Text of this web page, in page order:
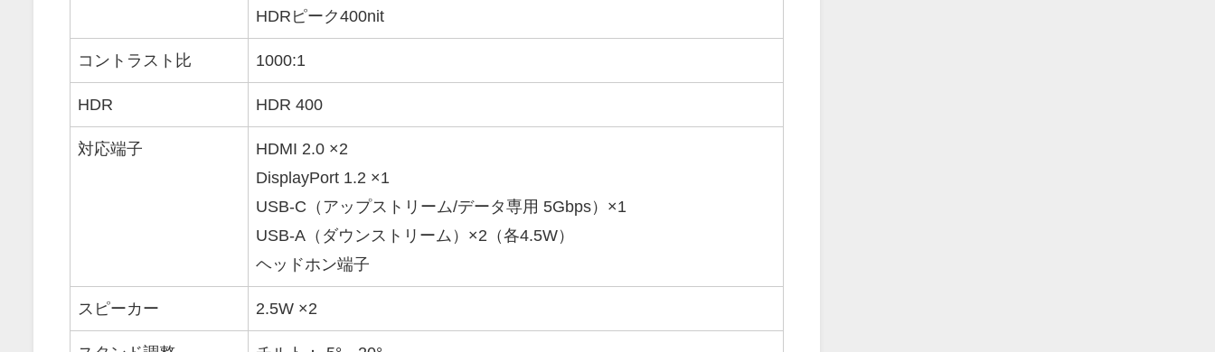
HDRピーク400nit
コントラスト比 1000:1
HDR HDR 400
対応端子
HDMI 2.0 ×2
DisplayPort 1.2 ×1
USB-C（アップストリーム/データ専用 5Gbps）×1
USB-A（ダウンストリーム）×2（各4.5W）
ヘッドホン端子
スピーカー 2.5W ×2